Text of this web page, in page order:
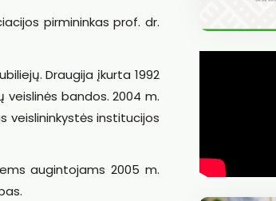
pirmininkas prof. dr.
Draugija įkurta 1992
bandos. 2004 m.
veislininkystės institucijos
augintojams 2005 m.